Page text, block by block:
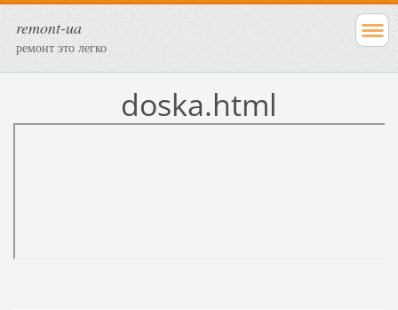
remont-ua
ремонт это легко
doska.html